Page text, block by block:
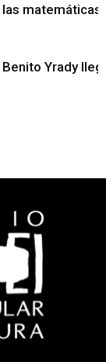
matemáticas
Yrady